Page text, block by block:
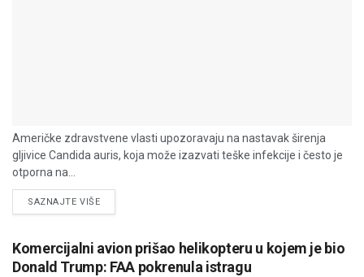
Američke zdravstvene vlasti upozoravaju na nastavak širenja
gljivice Candida auris, koja može izazvati teške infekcije i često je
otporna na...
SAZNAJTE VIŠEDETAILS
Komercijalni avion prišao helikopteru u kojem je bio
Donald Trump: FAA pokrenula istragu